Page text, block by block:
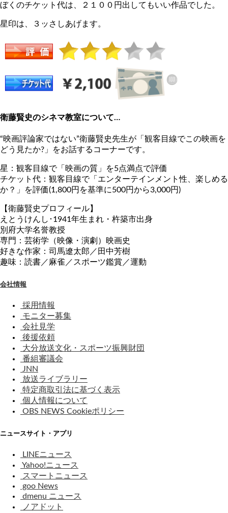
ぼくのチケット代は、２１００円出してもいい作品でした。
星印は、３ッさしあげます。
衛藤賢史のシネマ教室について…
“映画評論家ではない”衛藤賢史先生が「観客目線でこの映画を
どう見たか?」をお話するコーナーです。
星：観客目線で「映画の質」を5点満点で評価
チケット代：観客目線で「エンターテインメント性、楽しめる
か？」を評価(1,800円を基準に500円から3,000円)
【衛藤賢史プロフィール】
えとうけんし･1941年生まれ・杵築市出身
別府大学名誉教授
専門：芸術学（映像・演劇）映画史
好きな作家：司馬遼太郎／田中芳樹
趣味：読書／麻雀／スポーツ鑑賞／運動
会社情報
採用情報
モニター募集
会社見学
後援依頼
大分放送文化・スポーツ振興財団
番組審議会
JNN
放送ライブラリー
特定商取引法に基づく表示
個人情報について
OBS NEWS Cookieポリシー
ニュースサイト・アプリ
LINEニュース
Yahoo!ニュース
スマートニュース
goo News
dmenu ニュース
ノアドット